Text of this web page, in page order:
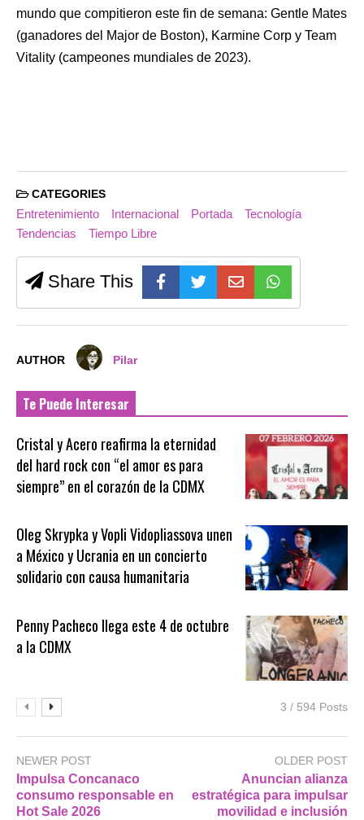
mundo que compitieron este fin de semana: Gentle Mates
(ganadores del Major de Boston), Karmine Corp y Team
Vitality (campeones mundiales de 2023).
CATEGORIES
Entretenimiento Internacional Portada
Tecnología
Tendencias
Tiempo Libre
Share This
AUTHOR Pilar
Te Puede Interesar
Cristal y Acero reafirma la eternidad
del hard rock con “el amor es para
siempre” en el corazón de la CDMX
Oleg Skrypka y Vopli Vidopliassova unen
a México y Ucrania en un concierto
solidario con causa humanitaria
Penny Pacheco llega este 4 de octubre
a la CDMX
3 / 594 Posts
NEWER POST
Impulsa Concanaco
consumo responsable en
Hot Sale 2026
OLDER POST
Anuncian alianza
estratégica para impulsar
movilidad e inclusión